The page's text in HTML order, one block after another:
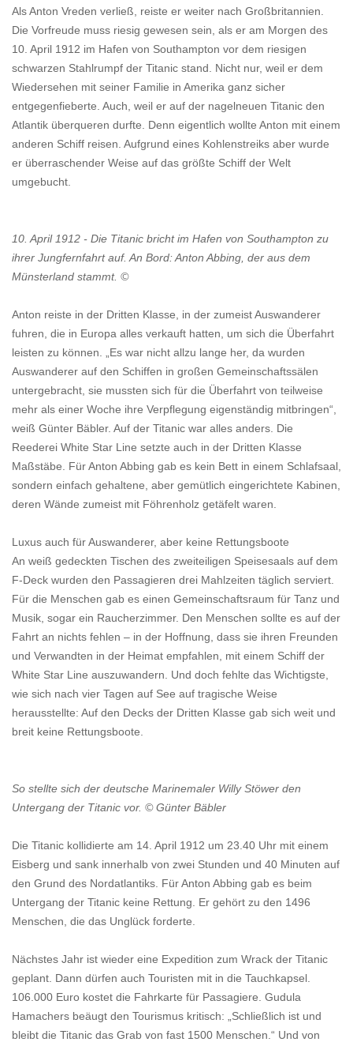
Als Anton Vreden verließ, reiste er weiter nach Großbritannien.
Die Vorfreude muss riesig gewesen sein, als er am Morgen des
10. April 1912 im Hafen von Southampton vor dem riesigen
schwarzen Stahlrumpf der Titanic stand. Nicht nur, weil er dem
Wiedersehen mit seiner Familie in Amerika ganz sicher
entgegenfieberte. Auch, weil er auf der nagelneuen Titanic den
Atlantik überqueren durfte. Denn eigentlich wollte Anton mit einem
anderen Schiff reisen. Aufgrund eines Kohlenstreiks aber wurde
er überraschender Weise auf das größte Schiff der Welt
umgebucht.
10. April 1912 - Die Titanic bricht im Hafen von Southampton zu
ihrer Jungfernfahrt auf. An Bord: Anton Abbing, der aus dem
Münsterland stammt. ©
Anton reiste in der Dritten Klasse, in der zumeist Auswanderer
fuhren, die in Europa alles verkauft hatten, um sich die Überfahrt
leisten zu können. „Es war nicht allzu lange her, da wurden
Auswanderer auf den Schiffen in großen Gemeinschaftssälen
untergebracht, sie mussten sich für die Überfahrt von teilweise
mehr als einer Woche ihre Verpflegung eigenständig mitbringen“,
weiß Günter Bäbler. Auf der Titanic war alles anders. Die
Reederei White Star Line setzte auch in der Dritten Klasse
Maßstäbe. Für Anton Abbing gab es kein Bett in einem Schlafsaal,
sondern einfach gehaltene, aber gemütlich eingerichtete Kabinen,
deren Wände zumeist mit Föhrenholz getäfelt waren.
Luxus auch für Auswanderer, aber keine Rettungsboote
An weiß gedeckten Tischen des zweiteiligen Speisesaals auf dem
F-Deck wurden den Passagieren drei Mahlzeiten täglich serviert.
Für die Menschen gab es einen Gemeinschaftsraum für Tanz und
Musik, sogar ein Raucherzimmer. Den Menschen sollte es auf der
Fahrt an nichts fehlen – in der Hoffnung, dass sie ihren Freunden
und Verwandten in der Heimat empfahlen, mit einem Schiff der
White Star Line auszuwandern. Und doch fehlte das Wichtigste,
wie sich nach vier Tagen auf See auf tragische Weise
herausstellte: Auf den Decks der Dritten Klasse gab sich weit und
breit keine Rettungsboote.
So stellte sich der deutsche Marinemaler Willy Stöwer den
Untergang der Titanic vor. © Günter Bäbler
Die Titanic kollidierte am 14. April 1912 um 23.40 Uhr mit einem
Eisberg und sank innerhalb von zwei Stunden und 40 Minuten auf
den Grund des Nordatlantiks. Für Anton Abbing gab es beim
Untergang der Titanic keine Rettung. Er gehört zu den 1496
Menschen, die das Unglück forderte.
Nächstes Jahr ist wieder eine Expedition zum Wrack der Titanic
geplant. Dann dürfen auch Touristen mit in die Tauchkapsel.
106.000 Euro kostet die Fahrkarte für Passagiere. Gudula
Hamachers beäugt den Tourismus kritisch: „Schließlich ist und
bleibt die Titanic das Grab von fast 1500 Menschen.“ Und von